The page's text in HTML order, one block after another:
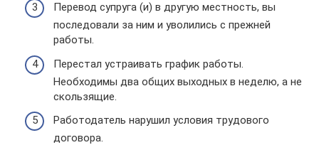
Перевод супруга (и) в другую местность, вы
последовали за ним и уволились с прежней
работы.
Перестал устраивать график работы.
Необходимы два общих выходных в неделю, а не
скользящие.
Работодатель нарушил условия трудового
договора.